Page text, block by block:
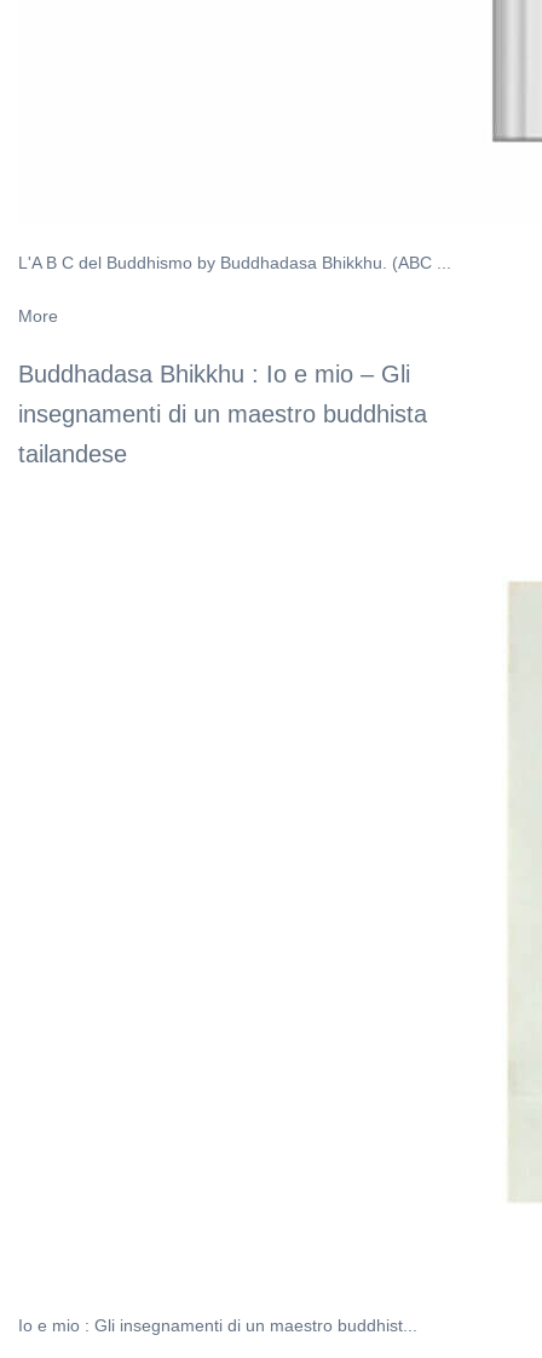
L'A B C del Buddhismo by Buddhadasa Bhikkhu. (ABC ...
More
Buddhadasa Bhikkhu : Io e mio – Gli
insegnamenti di un maestro buddhista
tailandese
Io e mio : Gli insegnamenti di un maestro buddhist...